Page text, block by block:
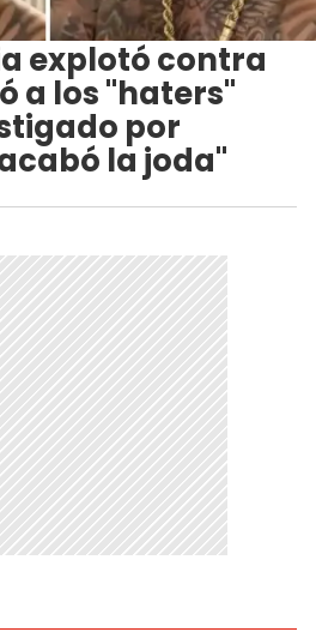
explotó contra
a los "haters"
por
la joda"